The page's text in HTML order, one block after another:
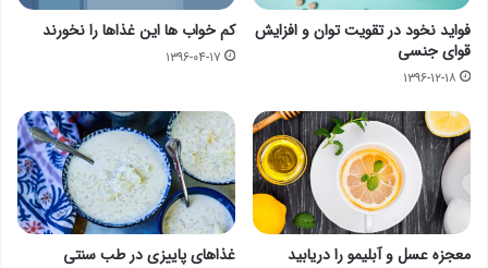
فواید نخود در تقویت توان و افزایش
قوای جنسی
۱۳۹۶-۱۲-۱۸
کم خواب ها این غذاها را نخورند
۱۳۹۶-۰۴-۱۷
معجزه عسل و آبلیمو را دریابید غذاهای پاییزی در طب سنتی